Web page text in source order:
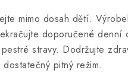
mimo dosah dětí.
doporučené denní
stravy. Dodržujte
pitný režim.